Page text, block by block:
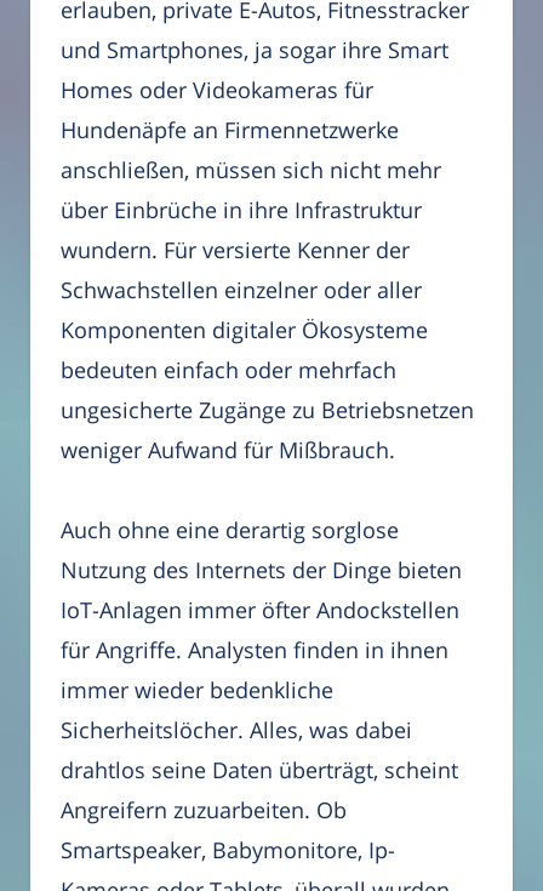
erlauben, private E-Autos, Fitnesstracker
und Smartphones, ja sogar ihre Smart
Homes oder Videokameras für
Hundenäpfe an Firmennetzwerke
anschließen, müssen sich nicht mehr
über Einbrüche in ihre Infrastruktur
wundern. Für versierte Kenner der
Schwachstellen einzelner oder aller
Komponenten digitaler Ökosysteme
bedeuten einfach oder mehrfach
ungesicherte Zugänge zu Betriebsnetzen
weniger Aufwand für Mißbrauch.
Auch ohne eine derartig sorglose
Nutzung des Internets der Dinge bieten
IoT-Anlagen immer öfter Andockstellen
für Angriffe. Analysten finden in ihnen
immer wieder bedenkliche
Sicherheitslöcher. Alles, was dabei
drahtlos seine Daten überträgt, scheint
Angreifern zuzuarbeiten. Ob
Smartspeaker, Babymonitore, Ip-